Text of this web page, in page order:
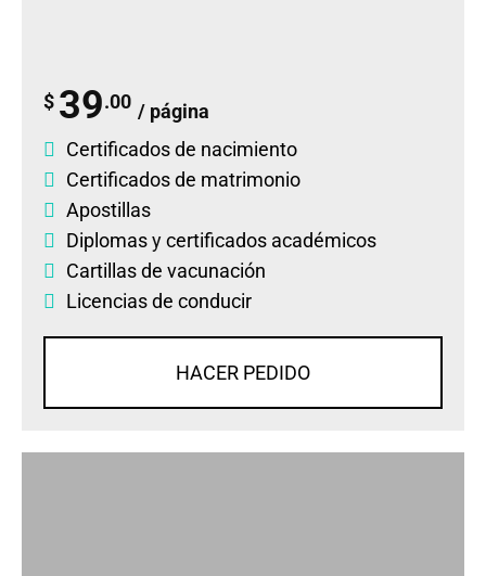
$ 39.00 / página
Certificados de nacimiento
Certificados de matrimonio
Apostillas
Diplomasycertificados académicos
Cartillas de vacunación
Licencias de conducir
HACER PEDIDO